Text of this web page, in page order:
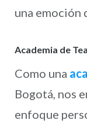
una emoción
Academia de
Como una
Bogotá, nos
enfoque